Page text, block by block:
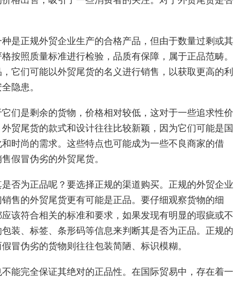
是正规外贸企业生产的合格产品，但由于数量过剩或其
按照质量标准进行检验，品质有保障，属于正品范畴。
它们可能以外贸尾货的名义进行销售，以获取更高的利
隐患。
们是剩余的货物，价格相对较低，这对于一些追求性价
贸尾货的款式和设计往往比较新颖，因为它们可能是国
时尚的需求。这些特点也可能成为一些不良商家的借
假冒伪劣的外贸尾货。
否为正品呢？要选择正规的渠道购买。正规的外贸企业
售的外贸尾货更有可能是正品。要仔细观察货物的细
该符合相关的标准和要求，如果发现有明显的瑕疵或不
装、标签、条形码等信息来判断其是否为正品。正规的
冒伪劣的货物则往往包装简陋、标识模糊。
能完全保证其绝对的正品性。在国际贸易中，存在着一